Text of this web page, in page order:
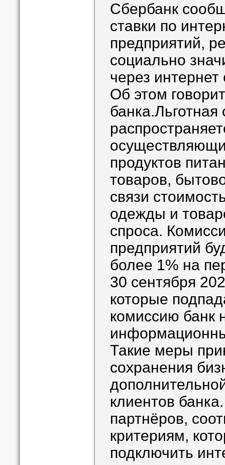
Сбербанк
ставки по
предприятий,
социально
через
Об этом
банка.Льготная
продуктов
товаров,
связи
одежды и
спроса.
предприятий
более 1% на
30 сентября
которые
комиссию банк
Такие меры
сохранения
клиентов
партнёров,
критериям,
подключить